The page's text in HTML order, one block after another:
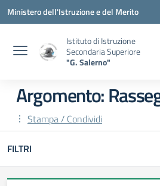
Vai ai contenuti
Vai al menu di navigazione
Vai al footer
Ministero dell'Istruzione e del Merito
Istituto di Istruzione
Secondaria Superiore
"G. Salerno"
Argomento:
Stampa / Condividi
FILTRI